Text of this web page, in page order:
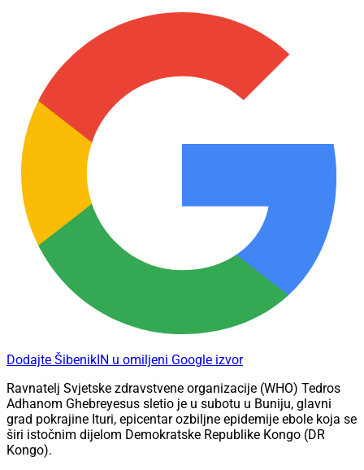
Dodajte ŠibenikIN u omiljeni Google izvor
Ravnatelj Svjetske zdravstvene organizacije (WHO) Tedros
Adhanom Ghebreyesus sletio je u subotu u Buniju, glavni
grad pokrajine Ituri, epicentar ozbiljne epidemije ebole koja se
širi istočnim dijelom Demokratske Republike Kongo (DR
Kongo).